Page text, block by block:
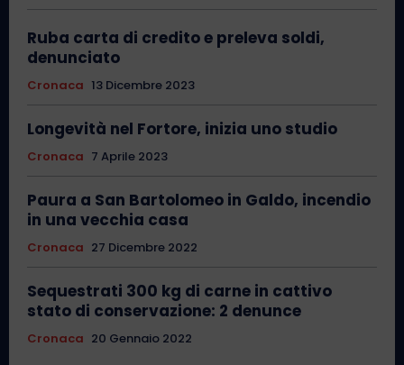
Ruba carta di credito e preleva soldi,
denunciato
Cronaca 13 Dicembre 2023
Longevità nel Fortore, inizia uno studio
Cronaca 7 Aprile 2023
Paura a San Bartolomeo in Galdo, incendio
in una vecchia casa
Cronaca 27 Dicembre 2022
Sequestrati 300 kg di carne in cattivo
stato di conservazione: 2 denunce
Cronaca 20 Gennaio 2022